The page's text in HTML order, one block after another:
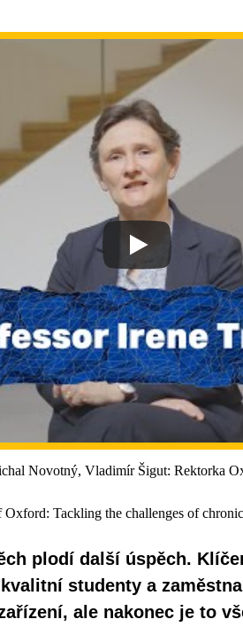
Novotný, Vladimír Šigut: Rektorka
Tackling the challenges of
plodí další úspěch.
studenty a
ale nakonec je to